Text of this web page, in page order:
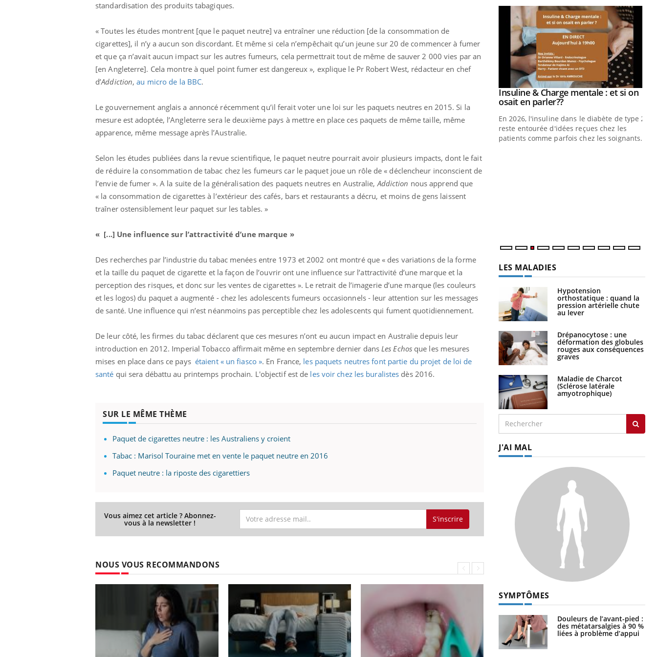
standardisation des produits tabagiques.
« Toutes les études montrent [que le paquet neutre] va entraîner une réduction [de la consommation de
cigarettes], il n’y a aucun son discordant. Et même si cela n’empêchait qu’un jeune sur 20 de commencer à fumer
et que ça n’avait aucun impact sur les autres fumeurs, cela permettrait tout de même de sauver 2 000 vies par an
[en Angleterre]. Cela montre à quel point fumer est dangereux », explique le Pr Robert West, rédacteur en chef
d’Addiction,au micro de la BBC.
Le gouvernement anglais a annoncé récemment qu’il ferait voter une loi sur les paquets neutres en 2015. Si la
mesure est adoptée, l’Angleterre sera le deuxième pays à mettre en place ces paquets de même taille, même
apparence, même message après l’Australie.
Selon les études publiées dans la revue scientifique, le paquet neutre pourrait avoir plusieurs impacts, dont le fait
de réduire la consommation de tabac chez les fumeurs car le paquet joue un rôle de « déclencheur inconscient de
l’envie de fumer ». A la suite de la généralisation des paquets neutres en Australie, Addiction nous apprend que
« la consommation de cigarettes à l’extérieur des cafés, bars et restaurants a décru, et moins de gens laissent
traîner ostensiblement leur paquet sur les tables. »
« [...] Une influence sur l’attractivité d’une marque »
Des recherches par l’industrie du tabac menées entre 1973 et 2002 ont montré que « des variations de la forme
et la taille du paquet de cigarette et la façon de l’ouvrir ont une influence sur l’attractivité d’une marque et la
perception des risques, et donc sur les ventes de cigarettes ». Le retrait de l’imagerie d’une marque (les couleurs
et les logos) du paquet a augmenté - chez les adolescents fumeurs occasionnels - leur attention sur les messages
de santé. Une influence qui n’est néanmoins pas perceptible chez les adolescents qui fument quotidiennement.
De leur côté, les firmes du tabac déclarent que ces mesures n’ont eu aucun impact en Australie depuis leur
introduction en 2012. Imperial Tobacco affirmait même en septembre dernier dans Les Echos que les mesures
mises en place dans ce pays étaient « un fiasco ». En France, les paquets neutres font partie du projet de loi de
santé qui sera débattu au printemps prochain. L'objectif est de les voir chez les buralistes dès 2016.
SUR LE MÊME THÈME
Paquet de cigarettes neutre : les Australiens y croient
Tabac : Marisol Touraine met en vente le paquet neutre en 2016
Paquet neutre : la riposte des cigarettiers
Vous aimez cet article ? Abonnez-
vous à la newsletter ! S'inscrire
NOUS VOUS RECOMMANDONS
expliquer ma maladie
Il y a des sujets qui sont faciles à aborder...
d'autres non ! D'un côté, poser des
questions sur la maladie d'un proche c'est
prévenir
Fatigue, irritabilité, brouillard mental ou
Youtube
Insuline & Charge mentale : et si on
osait en parler??Youtube
En 2026, l'insuline dans le diabète de type 2
reste entourée d'idées reçues chez les
patients comme parfois chez les soignants.
LES MALADIES
Hypotension
orthostatique : quand la
pression artérielle chute
au lever
Drépanocytose : une
déformation des globules
rouges aux conséquences
graves
Maladie de Charcot
(Sclérose latérale
amyotrophique)
J'AI MAL
SYMPTÔMES
Douleurs de l’avant-pied :
des métatarsalgies à 90 %
liées à problème d’appui